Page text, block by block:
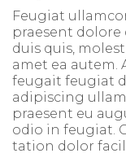
Feugiat
praesent dolore
duis quis,
amet ea autem.
feugait feugiat
adipiscing
praesent eu
odio in feugiat.
tation dolor